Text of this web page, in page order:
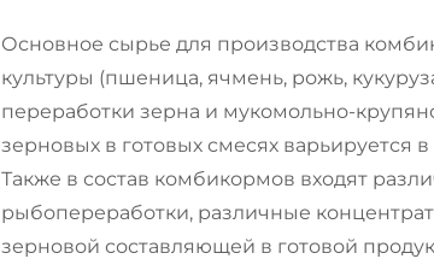
Основное сырье для производства
культуры (пшеница, ячмень, рожь,
переработки зерна и мукомольно-
зерновых в готовых смесях варьируется
Также в состав комбикормов входят
рыбопереработки, различные
зерновой составляющей в готовой